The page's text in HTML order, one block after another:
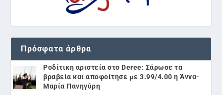
Πρόσφατα άρθρα
Ροδίτικη αριστεία στο Deree: Σάρωσε τα
βραβεία και αποφοίτησε με 3.99/4.00 η Άννα-
Μαρία Πανηγύρη